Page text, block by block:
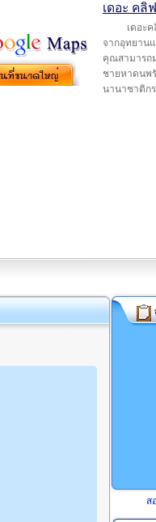
เดอะ คลิ
เดอะ
จากอุทยาน
คุณสามารถ
ชายหาดนพ
นานาชาติกร
ส